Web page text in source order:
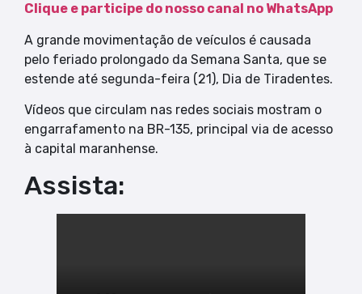
Clique e participe do nosso canal no WhatsApp
A grande movimentação de veículos é causada
pelo feriado prolongado da Semana Santa, que se
estende até segunda-feira (21), Dia de Tiradentes.
Vídeos que circulam nas redes sociais mostram o
engarrafamento na BR-135, principal via de acesso
à capital maranhense.
Assista: